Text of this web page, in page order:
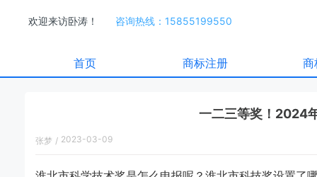
欢迎来访卧涛！ 咨询热线：15855199550
首页 商标注册 商
一二三等奖！2024
张梦 / 2023-03-09